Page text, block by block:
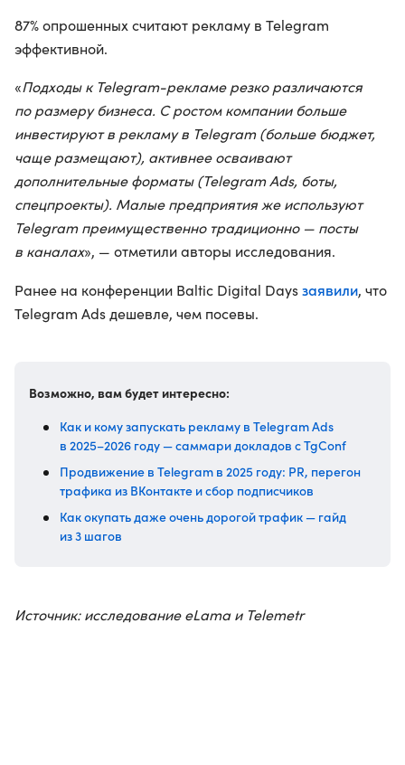
87% опрошенных считают рекламу в Telegram
эффективной.
«Подходы к Telegram-рекламе резко различаются
по размеру бизнеса. С ростом компании больше
инвестируют в рекламу в Telegram (больше бюджет,
чаще размещают), активнее осваивают
дополнительные форматы (Telegram Ads, боты,
спецпроекты). Малые предприятия же используют
Telegram преимущественно традиционно — посты
в каналах», — отметили авторы исследования.
Ранее на конференции Baltic Digital Daysзаявили, что
Telegram Ads дешевле, чем посевы.
Возможно, вам будет интересно:
Как и кому запускать рекламу в Telegram Ads
в 2025–2026 году — саммари докладов с TgConf
Продвижение в Telegram в 2025 году: PR, перегон
трафика из ВКонтакте и сбор подписчиков
Как окупать даже очень дорогой трафик — гайд
из 3 шагов
Источник: исследование eLama и Telemetr